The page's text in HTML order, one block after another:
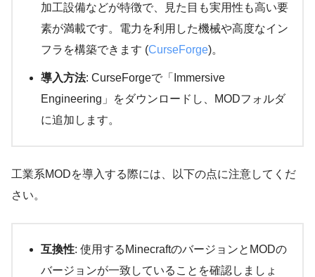
加工設備などが特徴で、見た目も実用性も高い要
素が満載です。電力を利用した機械や高度なイン
フラを構築できます​ (CurseForge)​。
導入方法: CurseForgeで「Immersive
Engineering」をダウンロードし、MODフォルダ
に追加します。
工業系MODを導入する際には、以下の点に注意してくだ
さい。
互換性: 使用するMinecraftのバージョンとMODの
バージョンが一致していることを確認しましょ